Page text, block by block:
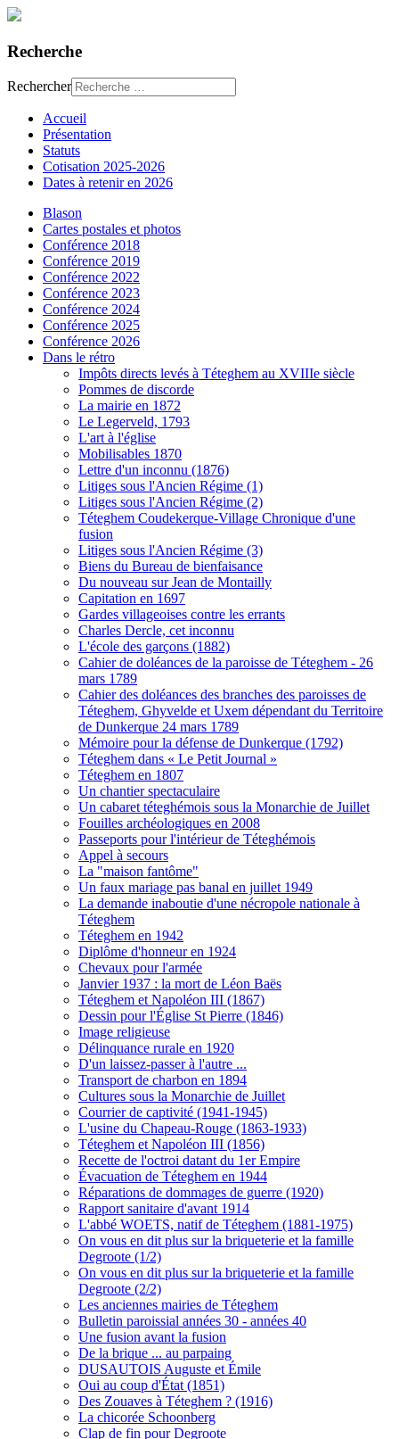
Recherche
Rechercher
Accueil
Présentation
Statuts
Cotisation 2025-2026
Dates à retenir en 2026
Blason
Cartes postales et photos
Conférence 2018
Conférence 2019
Conférence 2022
Conférence 2023
Conférence 2024
Conférence 2025
Conférence 2026
Dans le rétro
Impôts directs levés à Téteghem au XVIIIe siècle
Pommes de discorde
La mairie en 1872
Le Legerveld, 1793
L'art à l'église
Mobilisables 1870
Lettre d'un inconnu (1876)
Litiges sous l'Ancien Régime (1)
Litiges sous l'Ancien Régime (2)
Téteghem Coudekerque-Village Chronique d'une
fusion
Litiges sous l'Ancien Régime (3)
Biens du Bureau de bienfaisance
Du nouveau sur Jean de Montailly
Capitation en 1697
Gardes villageoises contre les errants
Charles Dercle, cet inconnu
L'école des garçons (1882)
Cahier de doléances de la paroisse de Téteghem - 26
mars 1789
Cahier des doléances des branches des paroisses de
Téteghem, Ghyvelde et Uxem dépendant du Territoire
de Dunkerque 24 mars 1789
Mémoire pour la défense de Dunkerque (1792)
Téteghem dans « Le Petit Journal »
Téteghem en 1807
Un chantier spectaculaire
Un cabaret téteghémois sous la Monarchie de Juillet
Fouilles archéologiques en 2008
Passeports pour l'intérieur de Téteghémois
Appel à secours
La "maison fantôme"
Un faux mariage pas banal en juillet 1949
La demande inaboutie d'une nécropole nationale à
Téteghem
Téteghem en 1942
Diplôme d'honneur en 1924
Chevaux pour l'armée
Janvier 1937 : la mort de Léon Baës
Téteghem et Napoléon III (1867)
Dessin pour l'Église St Pierre (1846)
Image religieuse
Délinquance rurale en 1920
D'un laissez-passer à l'autre ...
Transport de charbon en 1894
Cultures sous la Monarchie de Juillet
Courrier de captivité (1941-1945)
L'usine du Chapeau-Rouge (1863-1933)
Téteghem et Napoléon III (1856)
Recette de l'octroi datant du 1er Empire
Évacuation de Téteghem en 1944
Réparations de dommages de guerre (1920)
Rapport sanitaire d'avant 1914
L'abbé WOETS, natif de Téteghem (1881-1975)
On vous en dit plus sur la briqueterie et la famille
Degroote (1/2)
On vous en dit plus sur la briqueterie et la famille
Degroote (2/2)
Les anciennes mairies de Téteghem
Bulletin paroissial années 30 - années 40
Une fusion avant la fusion
De la brique ... au parpaing
DUSAUTOIS Auguste et Émile
Oui au coup d'État (1851)
Des Zouaves à Téteghem ? (1916)
La chicorée Schoonberg
Clap de fin pour Degroote